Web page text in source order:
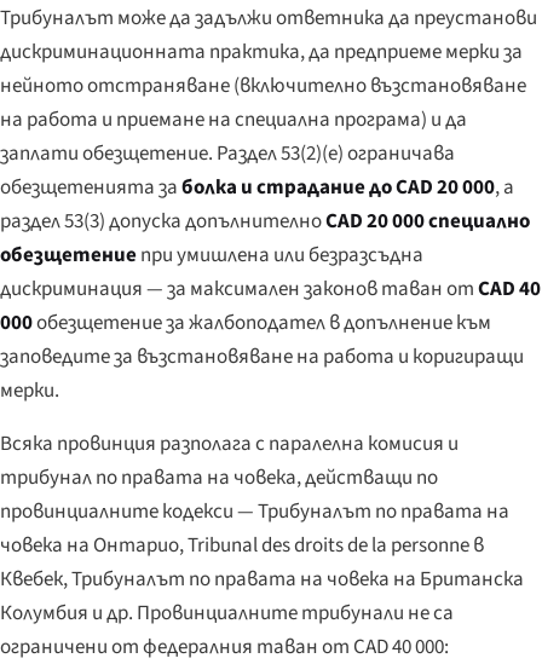
Трибуналът може да задължи ответника да преустанови
дискриминационната практика, да предприеме мерки за
нейното отстраняване (включително възстановяване
на работа и приемане на специална програма) и да
заплати обезщетение. Раздел 53(2)(e) ограничава
обезщетенията заболка и страдание до CAD 20 000, а
раздел 53(3) допуска допълнителноCAD 20 000 специално
обезщетениепри умишлена или безразсъдна
дискриминация — за максимален законов таван отCAD 40
000обезщетение за жалбоподател в допълнение към
заповедите за възстановяване на работа и коригиращи
мерки.
Всяка провинция разполага с паралелна комисия и
трибунал по правата на човека, действащи по
провинциалните кодекси — Трибуналът по правата на
човека на Онтарио,Tribunal des droits de la personneв
Квебек, Трибуналът по правата на човека на Британска
Колумбия и др. Провинциалните трибунали не са
ограничени от федералния таван от CAD 40 000: